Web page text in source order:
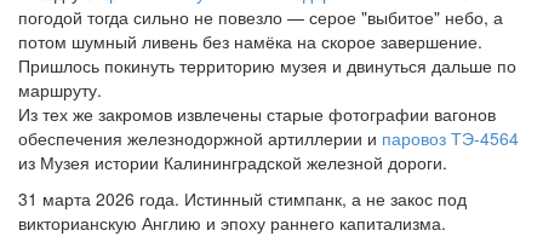
погодой тогда сильно не повезло — серое "выбитое" небо, а
потом шумный ливень без намёка на скорое завершение.
Пришлось покинуть территорию музея и двинуться дальше по
маршруту.
Из тех же закромов извлечены старые фотографии вагонов
обеспечения железнодоржной артиллерии и паровоз ТЭ-4564
из Музея истории Калининградской железной дороги.
31 марта 2026 года. Истинный стимпанк, а не закос под
викторианскую Англию и эпоху раннего капитализма.